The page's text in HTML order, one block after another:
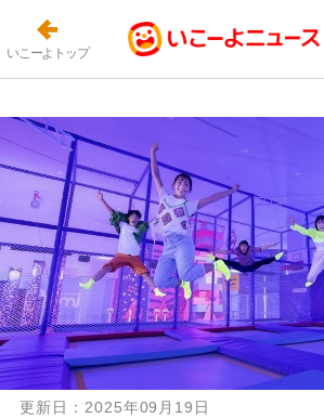
いこーよトップ
更新日： 2025年09月19日